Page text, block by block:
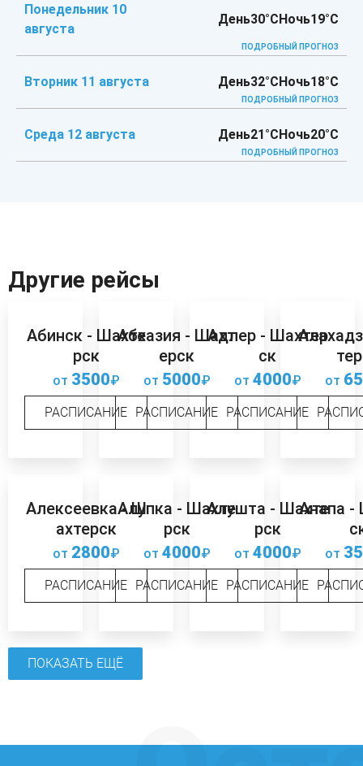
Понедельник 10
августа
День30°CНочь19°C
ПОДРОБНЫЙ ПРОГНОЗ
Вторник 11 августа День32°CНочь18°C
ПОДРОБНЫЙ ПРОГНОЗ
Среда 12 августа День21°CНочь20°C
ПОДРОБНЫЙ ПРОГНОЗ
Другие рейсы
Абинск - Шахте
рск
от 3500₽
РАСПИСАНИЕ
Абхазия - Шахт
ерск
от 5000₽
РАСПИСАНИЕ
Адлер - Шахтер
ск
от 4000₽
РАСПИСАНИЕ
от
Алексеевка - Ш
ахтерск
от 2800₽
РАСПИСАНИЕ
Алупка - Шахте
рск
от 4000₽
РАСПИСАНИЕ
Алушта - Шахте
рск
от 4000₽
РАСПИСАНИЕ
Анапа -
от
ПОКАЗАТЬ ЕЩЁ